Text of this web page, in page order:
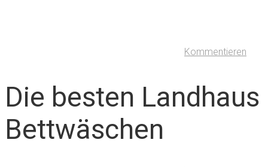
Kommentieren
Die besten Landhaus
Bettwäschen